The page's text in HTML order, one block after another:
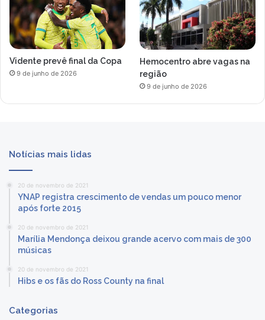
Vidente prevê final da Copa
9 de junho de 2026
Hemocentro abre vagas na
região
9 de junho de 2026
Notícias mais lidas
20 de novembro de 2021
YNAP registra crescimento de vendas um pouco menor
após forte 2015
20 de novembro de 2021
Marília Mendonça deixou grande acervo com mais de 300
músicas
20 de novembro de 2021
Hibs e os fãs do Ross County na final
Categorias